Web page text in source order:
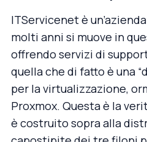
ITServicenetè
molti anni si muove in
offrendo servizi di
quella che di fatto è una
per la virtualizzazione,
Proxmox. Questa è la
è costruito sopra alla